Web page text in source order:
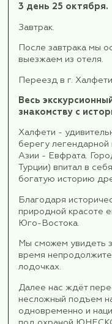
Zeugma -
переход через
В древние
пути, и город
Сотни лет
военный
плане городом
места
Далее мы
старинными
посетим
Газиантеп
сегодня мы